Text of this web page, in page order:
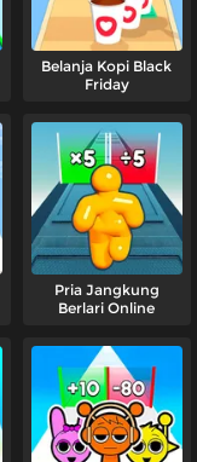
Belanja Kopi Black
Friday
Pria Jangkung
Berlari Online